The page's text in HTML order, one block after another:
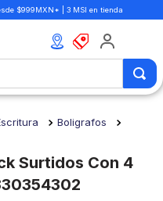
$999MXN* | 3 MSI en tienda
Boligrafos
Surtidos Con 4